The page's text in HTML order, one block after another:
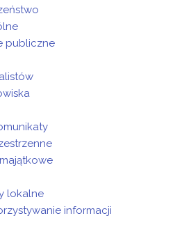
publiczne
lokalne
informacji